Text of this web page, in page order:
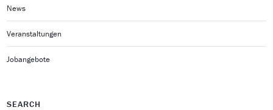
News
Veranstaltungen
Jobangebote
SEARCH